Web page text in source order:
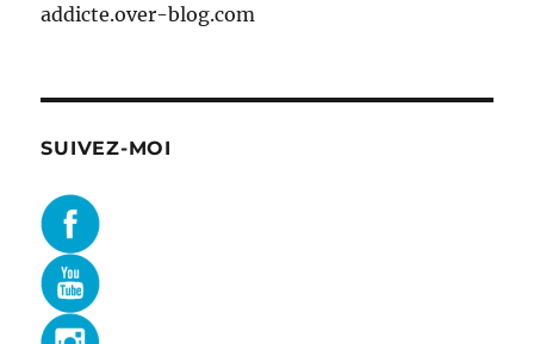
addicte.over-blog.com
SUIVEZ-MOI